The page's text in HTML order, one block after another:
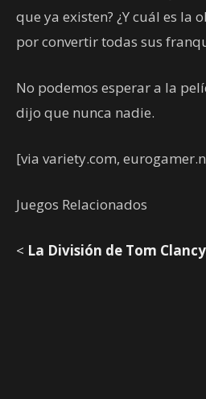
que ya existen? ¿Y cuál es la
por convertir todas sus
No podemos esperar a la
dijo que nunca nadie.
[via variety.com,
Juegos Relacionados
< La División de Tom Clancy